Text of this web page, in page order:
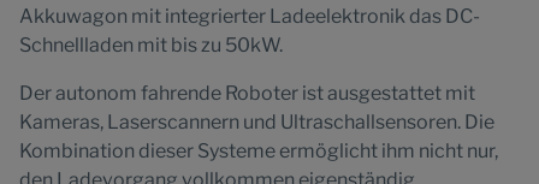
Akkuwagon mit integrierter Ladeelektronik das DC-
Schnellladen mit bis zu 50kW.
Der autonom fahrende Roboter ist ausgestattet mit
Kameras, Laserscannern und Ultraschallsensoren. Die
Kombination dieser Systeme ermöglicht ihm nicht nur,